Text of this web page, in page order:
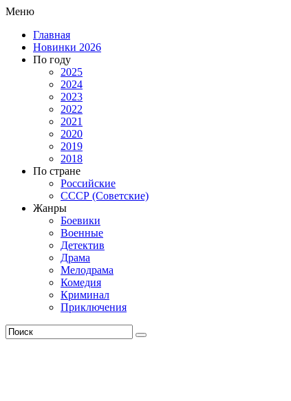
Меню
Главная
Новинки 2026
По году
2025
2024
2023
2022
2021
2020
2019
2018
По стране
Российские
СССР (Советские)
Жанры
Боевики
Военные
Детектив
Драма
Мелодрама
Комедия
Криминал
Приключения